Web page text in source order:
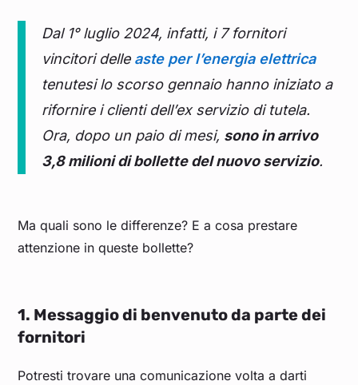
Dal 1° luglio 2024, infatti, i 7 fornitori
vincitori delle aste per l’energia elettrica
tenutesi lo scorso gennaio hanno iniziato a
rifornire i clienti dell’ex servizio di tutela.
Ora, dopo un paio di mesi, sono in arrivo
3,8 milioni di bollette del nuovo servizio.
Ma quali sono le differenze? E a cosa prestare
attenzione in queste bollette?
1. Messaggio di benvenuto da parte dei
fornitori
Potresti trovare una comunicazione volta a darti